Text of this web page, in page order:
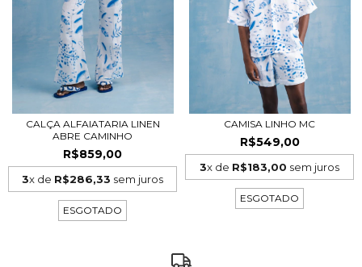
CALÇA ALFAIATARIA LINEN
ABRE CAMINHO
R$859,00
3x de R$286,33 sem juros
ESGOTADO
CAMISA LINHO MC
R$549,00
3x de R$183,00 sem juros
ESGOTADO